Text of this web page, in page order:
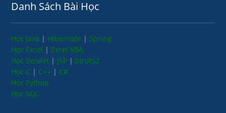
Danh Sách Bài Học
Học Java | Hibernate | Spring
Học Excel | Excel VBA
Học Servlet | JSP | Struts2
Học C | C++ | C#
Học Python
Học SQL